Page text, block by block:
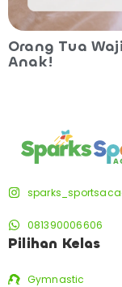
Orang Tua
Anak!
081390006606
Pilihan Kelas
Gymnastic